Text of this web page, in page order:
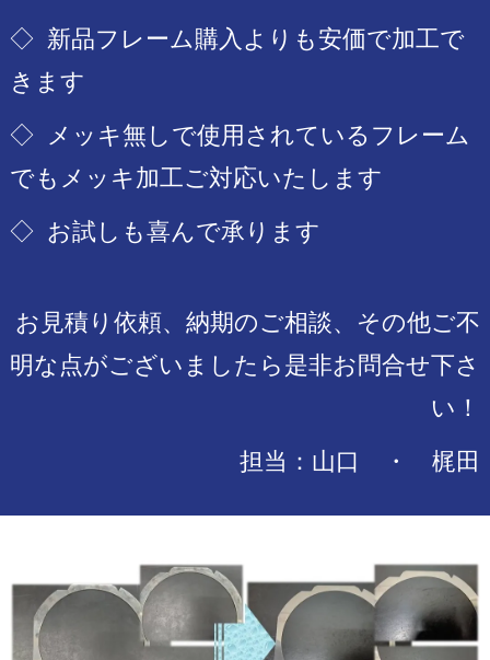
◇ 新品フレーム購入よりも安価で加工で
きます
◇ メッキ無しで使用されているフレーム
でもメッキ加工ご対応いたします
◇ お試しも喜んで承ります
お見積り依頼、納期のご相談、その他ご不
明な点がございましたら 是非お問合せ下さ
い！
担当：山口 ・ 梶田